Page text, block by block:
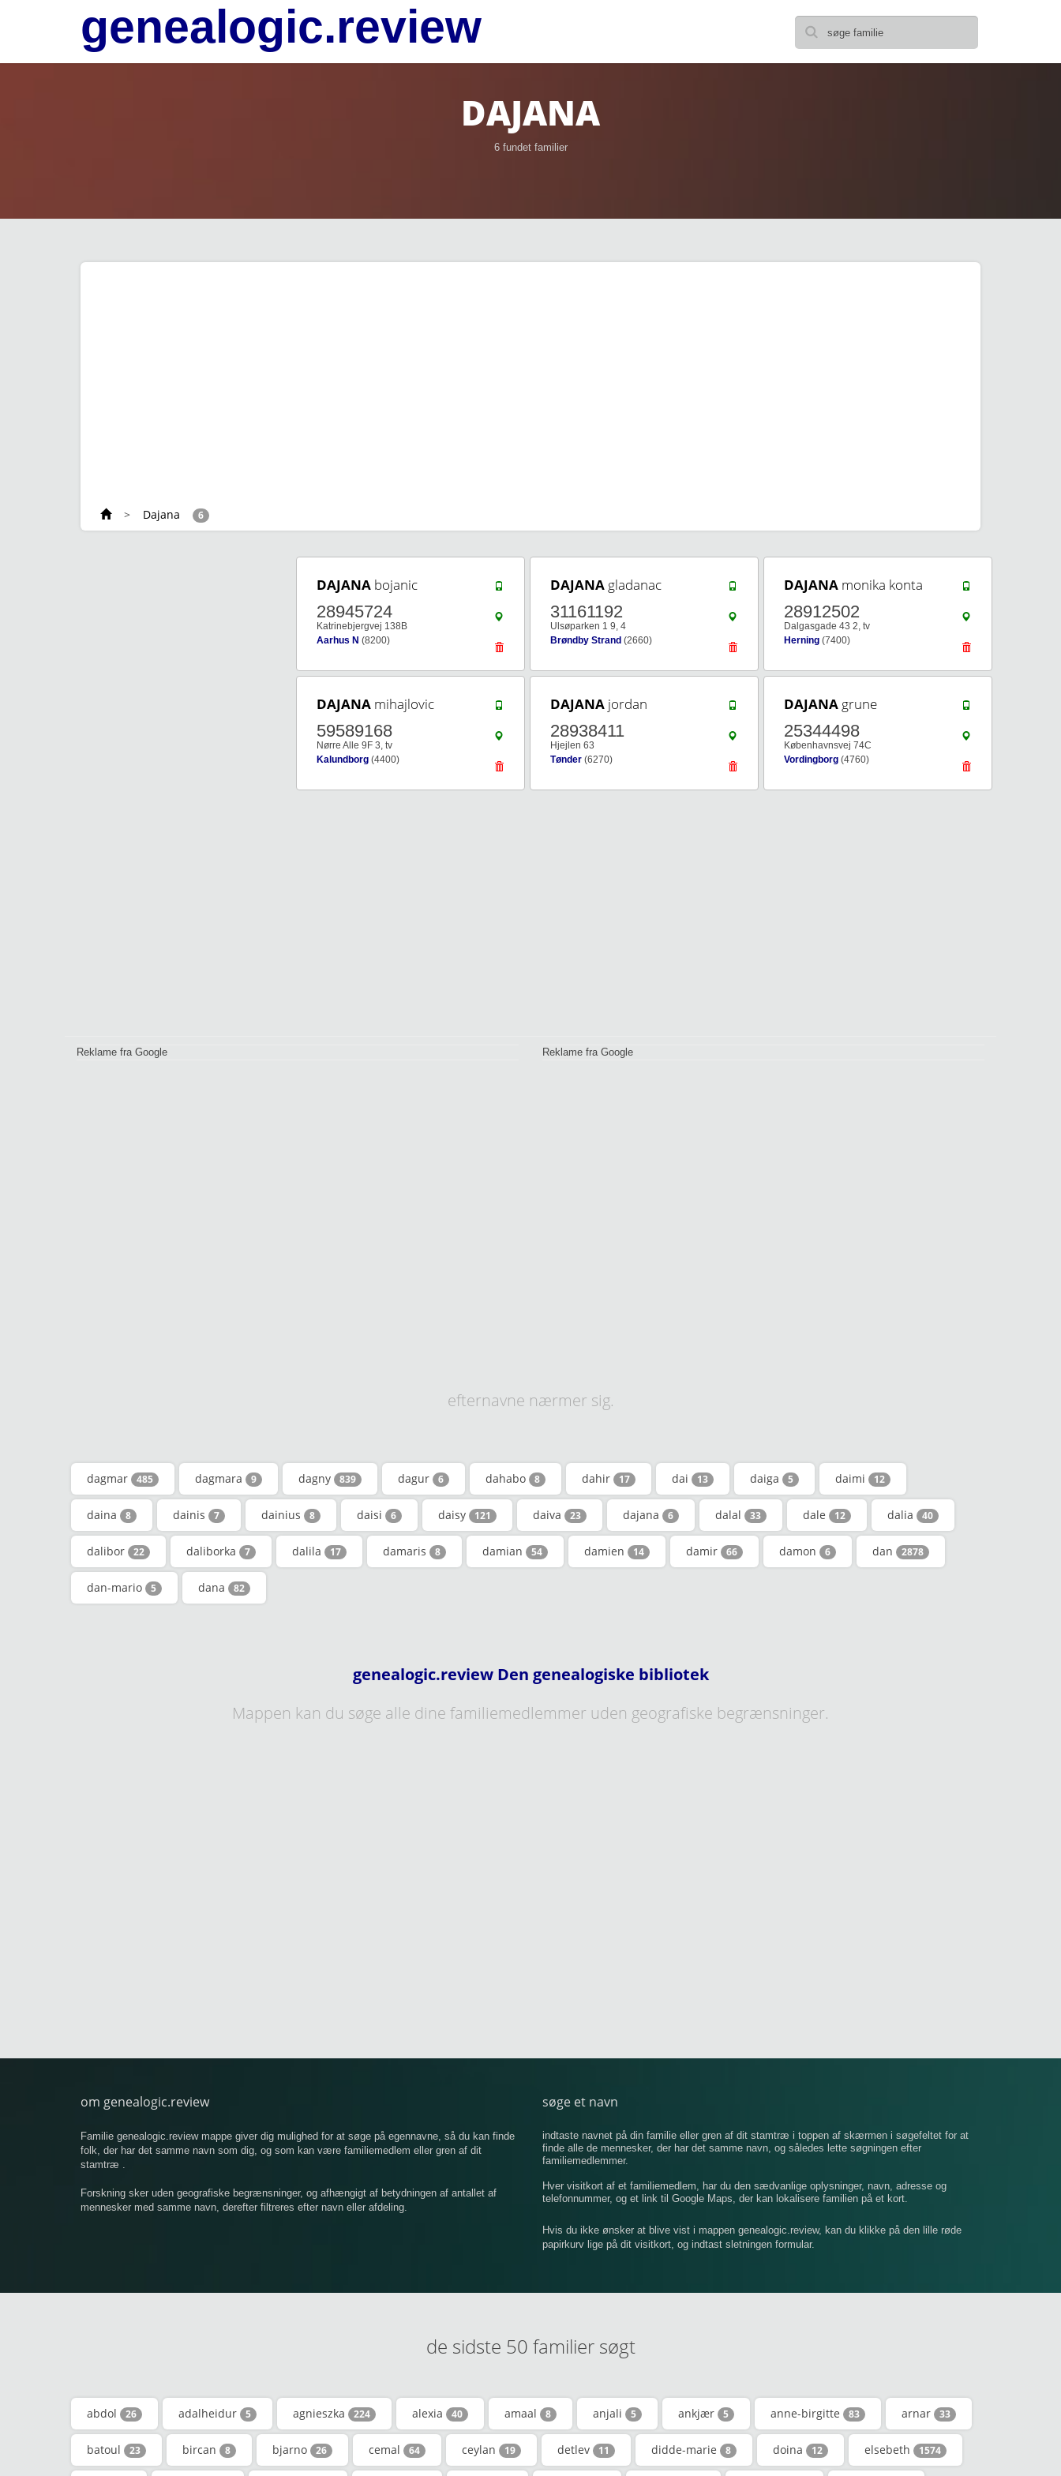
genealogic.review
DAJANA
6 fundet familier
> Dajana 6
DAJANA bojanic
28945724
Katrinebjergvej 138B
Aarhus N (8200)
DAJANA gladanac
31161192
Ulsøparken 1 9, 4
Brøndby Strand (2660)
DAJANA monika konta
28912502
Dalgasgade 43 2, tv
Herning (7400)
DAJANA mihajlovic
59589168
Nørre Alle 9F 3, tv
Kalundborg (4400)
DAJANA jordan
28938411
Hjejlen 63
Tønder (6270)
DAJANA grune
25344498
Københavnsvej 74C
Vordingborg (4760)
Reklame fra Google Reklame fra Google
efternavne nærmer sig.
dagmar 485 dagmara 9 dagny 839 dagur 6 dahabo 8 dahir 17 dai 13 daiga 5 daimi 12
daina 8 dainis 7 dainius 8 daisi 6 daisy 121 daiva 23 dajana 6 dalal 33 dale 12 dalia 40
dalibor 22 daliborka 7 dalila 17 damaris 8 damian 54 damien 14 damir 66 damon 6 dan 2878
dan-mario 5 dana 82
genealogic.review Den genealogiske bibliotek
Mappen kan du søge alle dine familiemedlemmer uden geografiske begrænsninger.
om genealogic.review
Familie genealogic.review mappe giver dig mulighed for at søge på egennavne, så du kan finde
folk, der har det samme navn som dig, og som kan være familiemedlem eller gren af ​​dit
stamtræ .
Forskning sker uden geografiske begrænsninger, og afhængigt af betydningen af ​​antallet af
mennesker med samme navn, derefter filtreres efter navn eller afdeling.
søge et navn
indtaste navnet på din familie eller gren af ​​dit stamtræ i toppen af ​​skærmen i søgefeltet for at
finde alle de mennesker, der har det samme navn, og således lette søgningen efter
familiemedlemmer.
Hver visitkort af et familiemedlem, har du den sædvanlige oplysninger, navn, adresse og
telefonnummer, og et link til Google Maps, der kan lokalisere familien på et kort.
Hvis du ikke ønsker at blive vist i mappen genealogic.review, kan du klikke på den lille røde
papirkurv lige på dit visitkort, og indtast sletningen formular.
de sidste 50 familier søgt
abdol 26 adalheidur 5 agnieszka 224 alexia 40 amaal 8 anjali 5 ankjær 5 anne-birgitte 83 arnar 33
batoul 23 bircan 8 bjarno 26 cemal 64 ceylan 19 detlev 11 didde-marie 8 doina 12 elsebeth 1574